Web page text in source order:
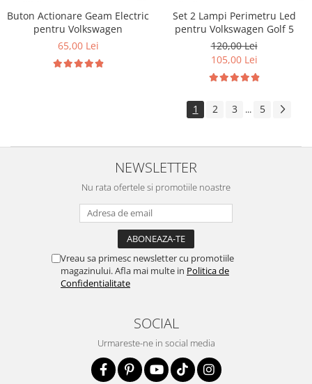
Buton Actionare Geam Electric
pentru Volkswagen
65,00 Lei
Set 2 Lampi Perimetru Led
pentru Volkswagen Golf 5
120,00 Lei
105,00 Lei
1 2 3 ... 5
NEWSLETTER
Nu rata ofertele si promotiile noastre
Vreau sa primesc newsletter cu promotiile
magazinului. Afla mai multe in Politica de
Confidentialitate
SOCIAL
Urmareste-ne in social media